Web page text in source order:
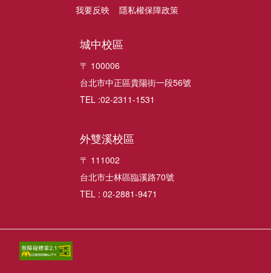
我要反映
隱私權保障政策
城中校區
〒 100006
台北市中正區貴陽街一段56號
TEL :02-2311-1531
外雙溪校區
〒 111002
台北市士林區臨溪路70號
TEL : 02-2881-9471